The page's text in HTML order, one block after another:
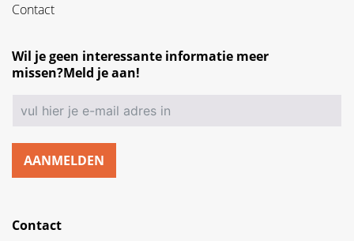
Contact
Wil je geen interessante informatie meer
missen?Meld je aan!
AANMELDEN
Contact